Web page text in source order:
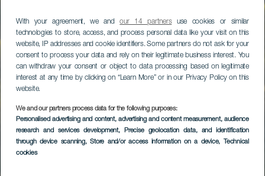
With your agreement, we andour 14 partnersuse cookies or similar
technologies to store, access, and process personal data like your visit on this
website, IP addresses and cookie identifiers. Some partners do not ask for your
consent to process your data and rely on their legitimate business interest. You
can withdraw your consent or object to data processing based on legitimate
interest at any time by clicking on “Learn More” or in our Privacy Policy on this
website.
We and our partners process data for the following purposes:
Personalised advertising and content, advertising and content measurement, audience
research and services development, Precise geolocation data, and identification
through device scanning, Store and/or access information on a device, Technical
cookies